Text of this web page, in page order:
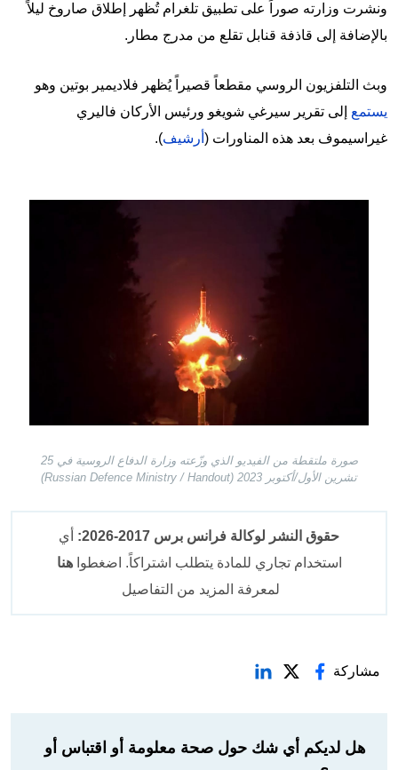
ونشرت وزارته صوراً على تطبيق تلغرام تُظهر إطلاق صاروخ ليلاً
بالإضافة إلى قاذفة قنابل تقلع من مدرج مطار.
وبث التلفزيون الروسي مقطعاً قصيراً يُظهر فلاديمير بوتين وهو
يستمع إلى تقرير سيرغي شويغو ورئيس الأركان فاليري
غيراسيموف بعد هذه المناورات ( أرشيف).
صورة ملتقطة من الفيديو الذي وزّعته وزارة الدفاع الروسية في 25
تشرين الأول/أكتوبر 2023 (Russian Defence Ministry / Handout)
حقوق النشر لوكالة فرانس برس 2017-2026:
أي
استخدام تجاري للمادة يتطلب اشتراكاً. اضغطواهنا
لمعرفة المزيد من التفاصيل
مشاركة
هل لديكم أي شك حول صحة معلومة أو اقتباس أو